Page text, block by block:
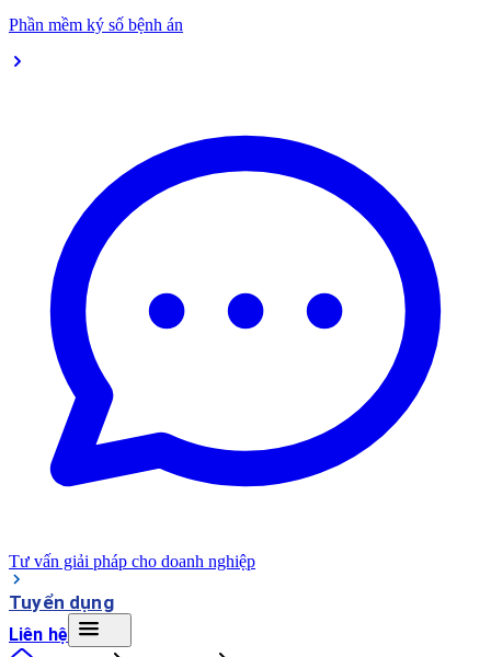
Phần mềm ký số bệnh án
Tư vấn giải pháp cho doanh nghiệp
Tuyển dụng
Liên hệ